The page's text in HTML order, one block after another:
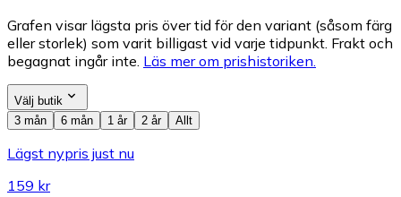
Grafen visar lägsta pris över tid för den variant (såsom färg
eller storlek) som varit billigast vid varje tidpunkt. Frakt och
begagnat ingår inte. Läs mer om prishistoriken.
Välj butik
3 mån
6 mån 1 år 2 år Allt
Lägst nypris just nu
159 kr